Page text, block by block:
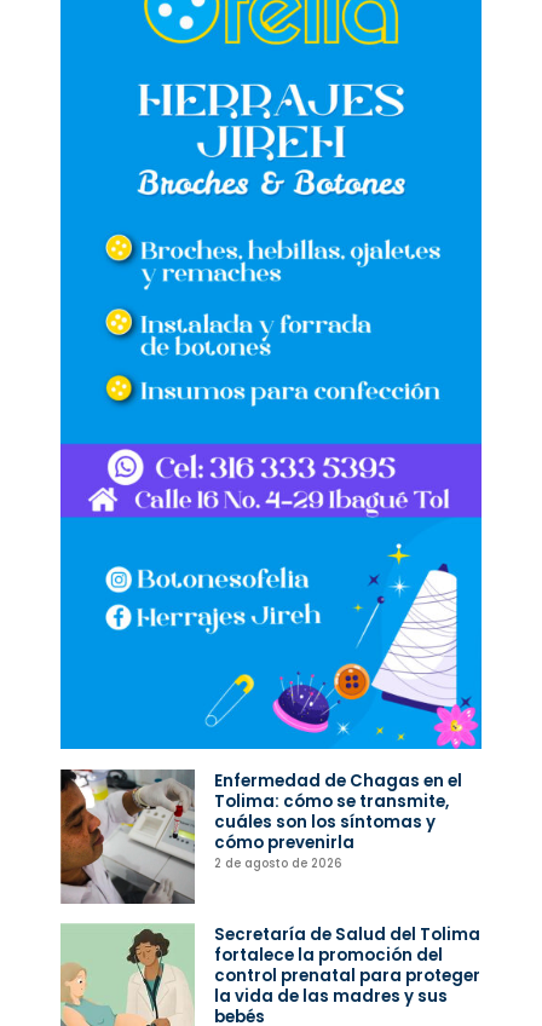
Enfermedad de Chagas en el
Tolima: cómo se transmite,
cuáles son los síntomas y
cómo prevenirla
2 de agosto de 2026
Secretaría de Salud del Tolima
fortalece la promoción del
control prenatal para proteger
la vida de las madres y sus
bebés